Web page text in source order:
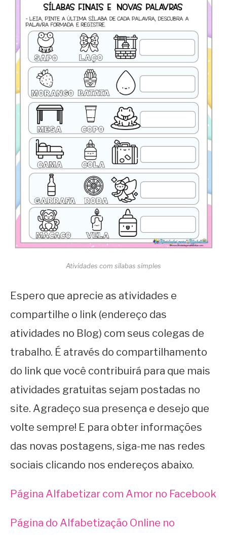
Atividades com sílabas simples
Espero que aprecie as atividades e
compartilhe o link (endereço das
atividades no Blog) com seus colegas de
trabalho. É através do compartilhamento
do link que você contribuirá para que mais
atividades gratuitas sejam postadas no
site. Agradeço sua presença e desejo que
volte sempre! E para obter informações
das novas postagens, siga-me nas redes
sociais clicando nos endereços abaixo.
Página Alfabetizar com Amor no Facebook
Página do Alfabetização Online no